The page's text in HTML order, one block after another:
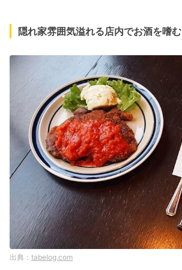
隠れ家雰囲気溢れる店内でお酒を嗜む
tabelog.com